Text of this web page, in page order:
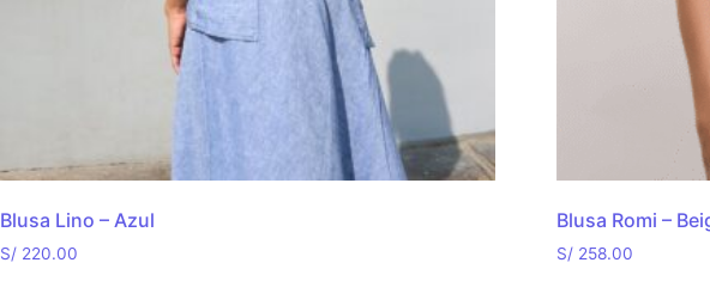
Blusa Lino – Azul
S/ 220.00
Blusa Romi –
S/ 258.00